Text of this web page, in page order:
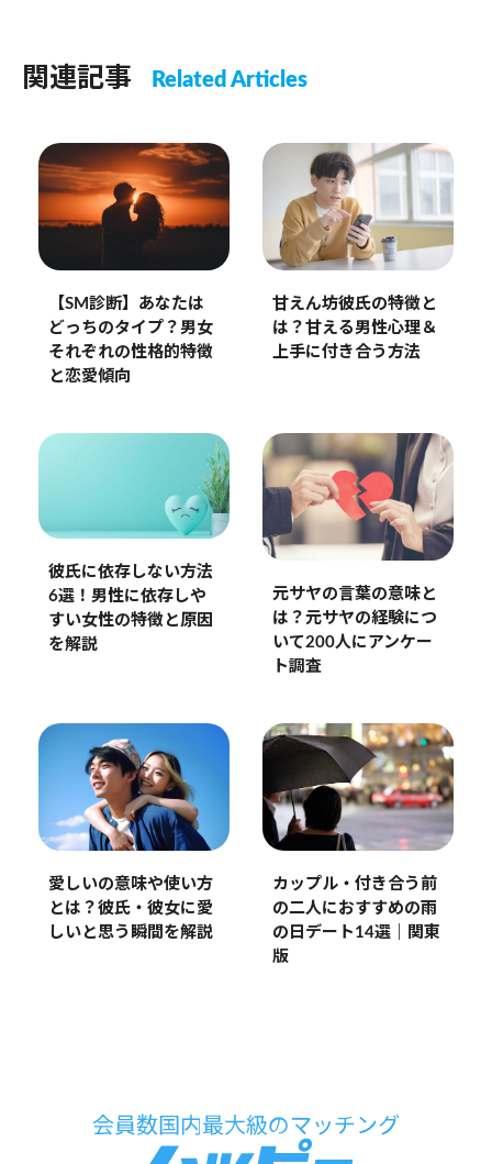
関連記事 Related Articles
【SM診断】あなたは
どっちのタイプ？男女
それぞれの性格的特徴
と恋愛傾向
甘えん坊彼氏の特徴と
は？甘える男性心理＆
上手に付き合う方法
彼氏に依存しない方法
6選！男性に依存しや
すい女性の特徴と原因
を解説
元サヤの言葉の意味と
は？元サヤの経験につ
いて200人にアンケー
ト調査
愛しいの意味や使い方
とは？彼氏・彼女に愛
しいと思う瞬間を解説
カップル・付き合う前
の二人におすすめの雨
の日デート14選｜関東
版